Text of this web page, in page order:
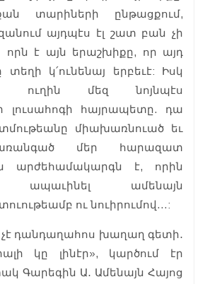
տարիների ընթացքում,
այդպէս էլ շատ բան չի
է այն երաշխիքը, որ այդ
կ՛ունենայ երբեւէ: Իսկ
ուղին մեզ նոյնպէս
լուսահոգի հայրապետը. դա
միախառնուած եւ
մեր հարազատ
արժեհամակարգն է, որին
ամենայն
ու նուիրումով…:
դանդաղահոս խաղաղ գետի․
կը լինէր», կարծում էր
Գարեգին Ա․ Ամենայն Հայոց